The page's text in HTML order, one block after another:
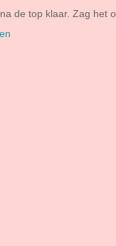
de top klaar. Zag het